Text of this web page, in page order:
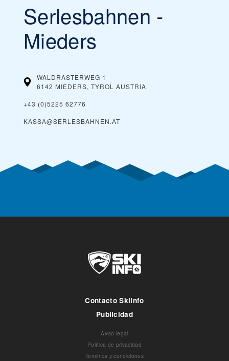
Serlesbahnen -
Mieders
WALDRASTERWEG 1
6142 MIEDERS, TYROL AUSTRIA
+43 (0)5225 62776
KASSA@SERLESBAHNEN.AT
Contacto Skiinfo
Publicidad
Aviso legal
Política de privacidad
Términos y condiciones